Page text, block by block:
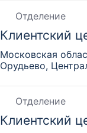
Отделение
Клиентский
Московская
Орудьево,
Отделение
Клиентский